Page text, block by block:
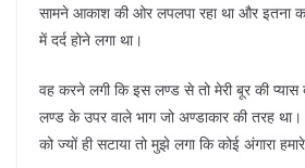
सामने आकाश की ओर लपलपा रहा था और इतना
में दर्द होने लगा था।
वह करने लगी कि इस लण्ड से तो मेरी बूर की
लण्ड के उपर वाले भाग जो अण्डाकार की तरह
को ज्यों ही सटाया तो मुझे लगा कि कोई अंगारा